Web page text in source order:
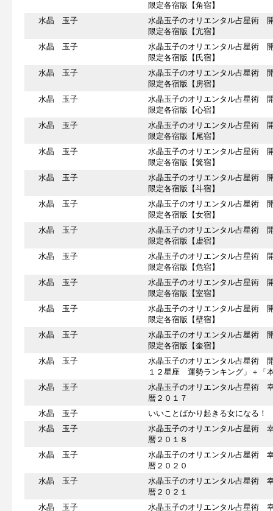
限定各宿版【角宿】
水晶 玉子
水晶玉子のオリエンタル占星術
限定各宿版【亢宿】
水晶 玉子
水晶玉子のオリエンタル占星術
限定各宿版【氏宿】
水晶 玉子
水晶玉子のオリエンタル占星術
限定各宿版【房宿】
水晶 玉子
水晶玉子のオリエンタル占星術
限定各宿版【心宿】
水晶 玉子
水晶玉子のオリエンタル占星術
限定各宿版【尾宿】
水晶 玉子
水晶玉子のオリエンタル占星術
限定各宿版【箕宿】
水晶 玉子
水晶玉子のオリエンタル占星術
限定各宿版【斗宿】
水晶 玉子
水晶玉子のオリエンタル占星術
限定各宿版【女宿】
水晶 玉子
水晶玉子のオリエンタル占星術
限定各宿版【虚宿】
水晶 玉子
水晶玉子のオリエンタル占星術
限定各宿版【危宿】
水晶 玉子
水晶玉子のオリエンタル占星術
限定各宿版【室宿】
水晶 玉子
水晶玉子のオリエンタル占星術
限定各宿版【壁宿】
水晶 玉子
水晶玉子のオリエンタル占星術
限定各宿版【奎宿】
水晶 玉子
水晶玉子のオリエンタル占星術
１２星座 運勢ランキング」＋
水晶 玉子
水晶玉子のオリエンタル占星術
暦２０１７
水晶 玉子
いいことばかり起きる女になる！
水晶 玉子
水晶玉子のオリエンタル占星術
暦２０１８
水晶 玉子
水晶玉子のオリエンタル占星術
暦２０２０
水晶 玉子
水晶玉子のオリエンタル占星術
暦２０２１
水晶 玉子
水晶玉子のオリエンタル占星術